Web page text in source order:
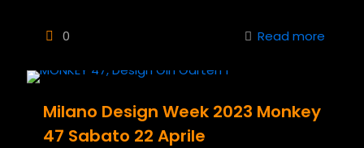
0 Read more
Milano Design Week 2023 Monkey
47 Sabato 22 Aprile